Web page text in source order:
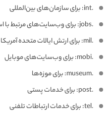
.int: برای سازمان‌های بین‌المللی
.jobs: برای وب‌سایت‌های مرتبط با استخدام
.mil: برای ارتش ایالات متحده آمریکا
.mobi: برای وب‌سایت‌های موبایل
.museum: برای موزه‌ها
.post: برای خدمات پستی
.tel: برای خدمات ارتباطات تلفنی